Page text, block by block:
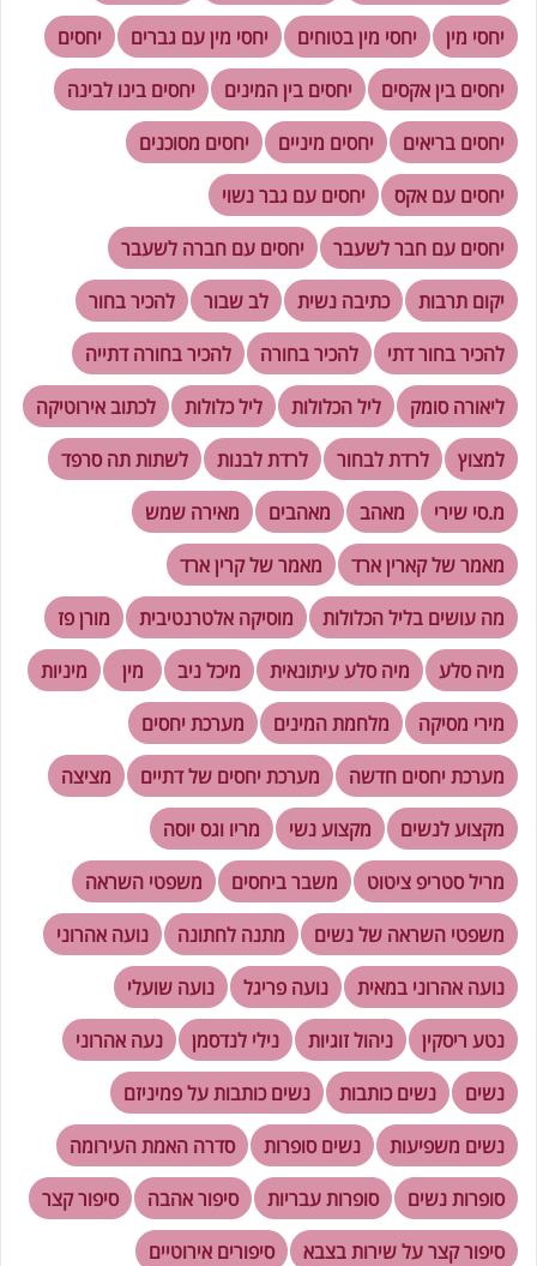
יחסי מין
יחסי מין בטוחים יחסי מין עם גברים
יחסים
יחסים בין אקסים
יחסים בין המינים
יחסים בינו לבינה
יחסים בריאים
יחסים מיניים
יחסים מסוכנים
יחסים עם אקס
יחסים עם גבר נשוי
יחסים עם חבר לשעבר
יחסים עם חברה לשעבר
יקום תרבות
כתיבה נשית לב שבור
להכיר בחור
להכיר בחור דתי
להכיר בחורה
להכיר בחורה דתייה
ליאורה סומק
ליל הכלולות ליל כלולות
לכתוב אירוטיקה
למצוץ
לרדת לבחור לרדת לבנות
לשתות תה סרפד
מ.סי שירי
מאהב מאהבים
מאירה שמש
מאמר של קארין ארד
מאמר של קרין ארד
מה עושים בליל הכלולות
מוסיקה אלטרנטיבית
מורן פז
מיה סלע
מיה סלע עיתונאית מיכל ניב מין
מיניות
מירי מסיקה
מלחמת המינים
מערכת יחסים
מערכת יחסים חדשה
מערכת יחסים של דתיים
מציצה
מקצוע לנשים
מקצוע נשי
מריו וגס יוסה
מריל סטריפ ציטוט
משבר ביחסים
משפטי השראה
משפטי השראה של נשים
מתנה לחתונה
נועה אהרוני
נועה אהרוני במאית
נועה פריגל
נועה שועלי
נטע ריסקין
ניהול זוגיות נילי לנדסמן
נעה אהרוני
נשים
נשים כותבות
נשים כותבות על פמיניזם
נשים משפיעות
נשים סופרות
סדרה האמת העירומה
סופרות נשים
סופרות עבריות סיפור אהבה
סיפור קצר
סיפור קצר על שירות בצבא
סיפורים אירוטיים